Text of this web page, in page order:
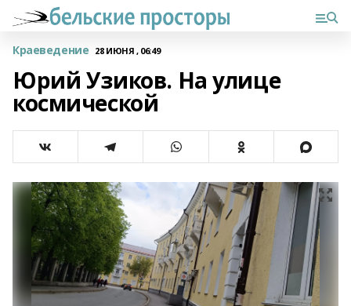
Краеведение 28 ИЮНЯ , 06:49
Юрий Узиков. На улице
космической